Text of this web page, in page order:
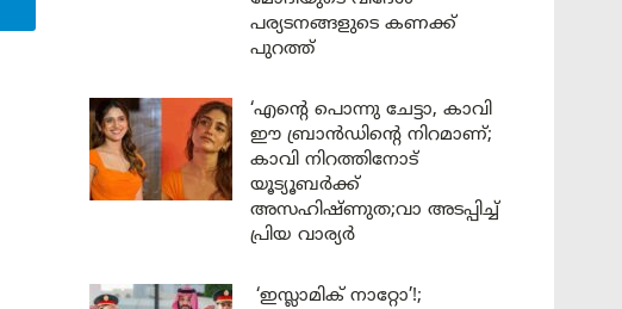
പര്യടനങ്ങളുടെ കണക്ക്
പുറത്ത്
‘എന്റെ പൊന്നു ചേട്ടാ, കാവി
ഈ ബ്രാൻഡിന്റെ നിറമാണ്;
കാവി നിറത്തിനോട്
യൂട്യൂബർക്ക്
അസഹിഷ്ണുത;വാ അടപ്പിച്ച്
പ്രിയ വാര്യർ
‘ഇസ്ലാമിക് നാറ്റോ’!;